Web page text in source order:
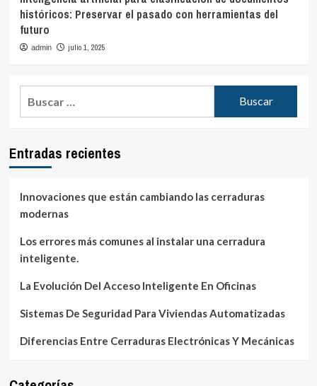
históricos: Preservar el pasado con herramientas del
futuro
admin julio 1, 2025
Entradas recientes
Innovaciones que están cambiando las cerraduras
modernas
Los errores más comunes al instalar una cerradura
inteligente.
La Evolución Del Acceso Inteligente En Oficinas
Sistemas De Seguridad Para Viviendas Automatizadas
Diferencias Entre Cerraduras Electrónicas Y Mecánicas